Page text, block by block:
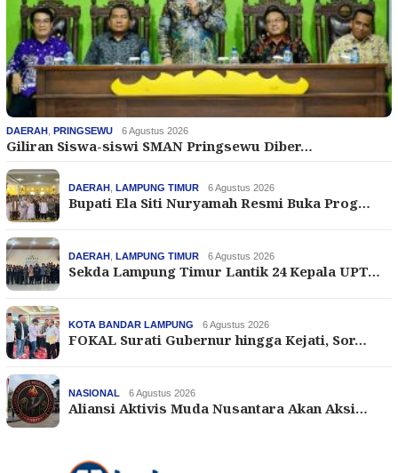
DAERAH PRINGSEWU 6 Agustus 2026
Giliran Siswa-siswi SMAN Pringsewu Diber…
DAERAH LAMPUNG TIMUR 6 Agustus 2026
Bupati Ela Siti Nuryamah Resmi Buka Prog…
DAERAH LAMPUNG TIMUR 6 Agustus 2026
Sekda Lampung Timur Lantik 24 Kepala UPT…
KOTA BANDAR LAMPUNG 6 Agustus 2026
FOKAL Surati Gubernur hingga Kejati, Sor…
NASIONAL 6 Agustus 2026
Aliansi Aktivis Muda Nusantara Akan Aksi…